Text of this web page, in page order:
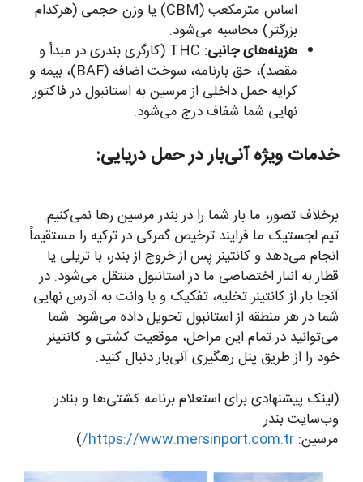
اساس مترمکعب (CBM) یا وزن حجمی (هرکدام
بزرگتر) محاسبه می‌شود.
هزینه‌های جانبی:
THC (کارگری بندری در مبدأ و
مقصد)، حق بارنامه، سوخت اضافه (BAF)، بیمه و
کرایه حمل داخلی از مرسین به استانبول در فاکتور
نهایی شما شفاف درج می‌شود.
خدمات ویژه آنی‌بار در حمل دریایی:
برخلاف تصور، ما بار شما را در بندر مرسین رها نمی‌کنیم.
تیم لجستیک ما فرایند ترخیص گمرکی در ترکیه را مستقیماً
انجام می‌دهد و کانتینر پس از خروج از بندر، با تریلی یا
قطار به انبار اختصاصی ما در استانبول منتقل می‌شود. در
آنجا بار از کانتینر تخلیه، تفکیک و با وانت به آدرس نهایی
شما در هر منطقه از استانبول تحویل داده می‌شود. شما
می‌توانید در تمام این مراحل، موقعیت کشتی و کانتینر
خود را از طریق پنل رهگیری آنی‌بار دنبال کنید.
(لینک پیشنهادی برای استعلام برنامه کشتی‌ها و بنادر:
وب‌سایت بندر
مرسین: https://www.mersinport.com.tr/
)